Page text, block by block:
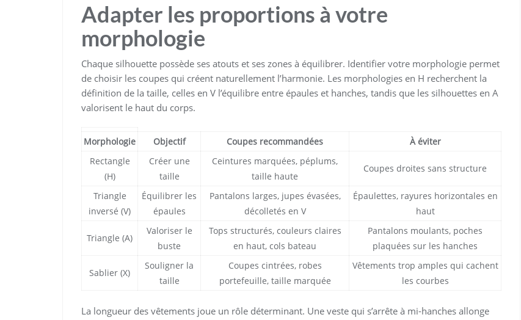
Adapter les proportions à votre
morphologie
Chaque silhouette possède ses atouts et ses zones à équilibrer. Identifier votre morphologie permet
de choisir les coupes qui créent naturellement l’harmonie. Les morphologies en H recherchent la
définition de la taille, celles en V l’équilibre entre épaules et hanches, tandis que les silhouettes en A
valorisent le haut du corps.
Morphologie Objectif Coupes recommandées
À éviter
Rectangle
(H)
Créer une
taille
Ceintures marquées, péplums,
taille haute
Coupes droites sans structure
Triangle
inversé (V)
Équilibrer les
épaules
Pantalons larges, jupes évasées,
décolletés en V
Épaulettes, rayures horizontales en
haut
Triangle (A)
Valoriser le
buste
Tops structurés, couleurs claires
en haut, cols bateau
Pantalons moulants, poches
plaquées sur les hanches
Sablier (X)
Souligner la
taille
Coupes cintrées, robes
portefeuille, taille marquée
Vêtements trop amples qui cachent
les courbes
La longueur des vêtements joue un rôle déterminant. Une veste qui s’arrête à mi-hanches allonge